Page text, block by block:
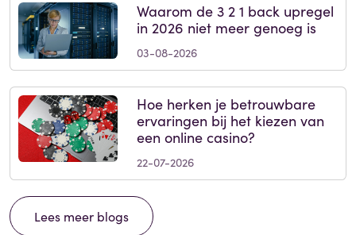
Waarom de 3 2 1 back upregel
in 2026 niet meer genoeg is
03-08-2026
Hoe herken je betrouwbare
ervaringen bij het kiezen van
een online casino?
22-07-2026
Lees meer blogs